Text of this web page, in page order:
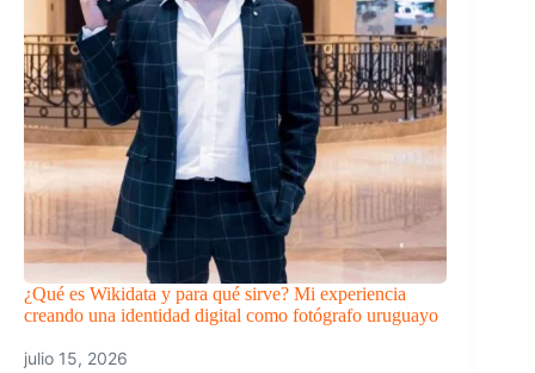
¿Qué es Wikidata y para qué sirve? Mi experiencia
creando una identidad digital como fotógrafo uruguayo
julio 15, 2026